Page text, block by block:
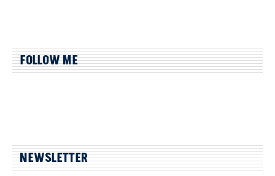
FOLLOW ME
NEWSLETTER